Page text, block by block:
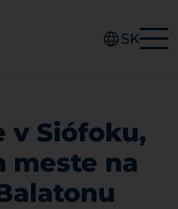
SK
v Siófoku,
meste na